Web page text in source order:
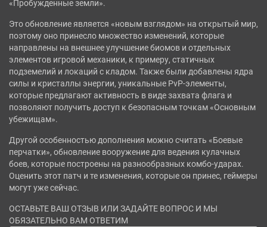
«Пробужденные земли».
Это обновление является «новым взглядом» на открытый мир,
поэтому оно принесло множество изменений, которые
направлены на внешнее улучшение биомов и отдельных
элементов игровой механики, к примеру, статичных
подземелий и локаций с кладом. Также были добавлены ядра
силы и кристаллы энергии, уникальные PvP-элементы,
которые предлагают активность в виде захвата флага и
позволяют получить доступ к безопасным точкам «Основным
убежищам».
Другой особенностью дополнения можно считать «Боевые
перчатки», обновление вооружение для ведения кулачных
боев, которые построены на разнообразных комбо-ударах.
Оценить этот патч и те изменения, которые он принес, геймеры
могут уже сейчас.
ОСТАВЬТЕ ВАШ ОТЗЫВ ИЛИ ЗАДАЙТЕ ВОПРОС И МЫ
ОБЯЗАТЕЛЬНО ВАМ ОТВЕТИМ